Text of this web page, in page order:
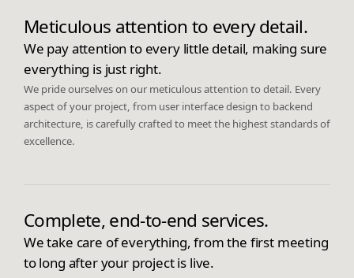
Meticulous attention to every detail.
We pay attention to every little detail, making sure
everything is just right.
We pride ourselves on our meticulous attention to detail. Every
aspect of your project, from user interface design to backend
architecture, is carefully crafted to meet the highest standards of
excellence.
Complete, end-to-end services.
We take care of everything, from the first meeting
to long after your project is live.